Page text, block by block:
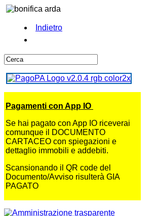
Indietro
Pagamenti con App IO
Se hai pagato con App IO riceverai
comunque il DOCUMENTO
CARTACEO con spiegazioni e
dettaglio immobili e addebiti.
Scansionando il QR code del
Documento/Avviso risulterà GIA
PAGATO